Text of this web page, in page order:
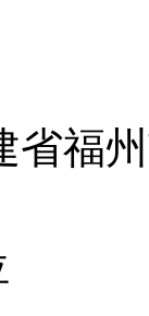
省福